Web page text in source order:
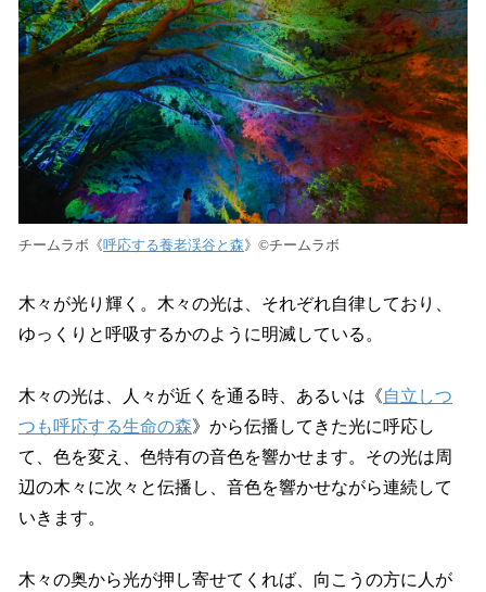
チームラボ《呼応する養老渓谷と森》©︎チームラボ
木々が光り輝く。木々の光は、それぞれ自律しており、
ゆっくりと呼吸するかのように明滅している。
木々の光は、人々が近くを通る時、あるいは《自立しつ
つも呼応する生命の森》から伝播してきた光に呼応し
て、色を変え、色特有の音色を響かせます。その光は周
辺の木々に次々と伝播し、音色を響かせながら連続して
いきます。
木々の奥から光が押し寄せてくれば、向こうの方に人が